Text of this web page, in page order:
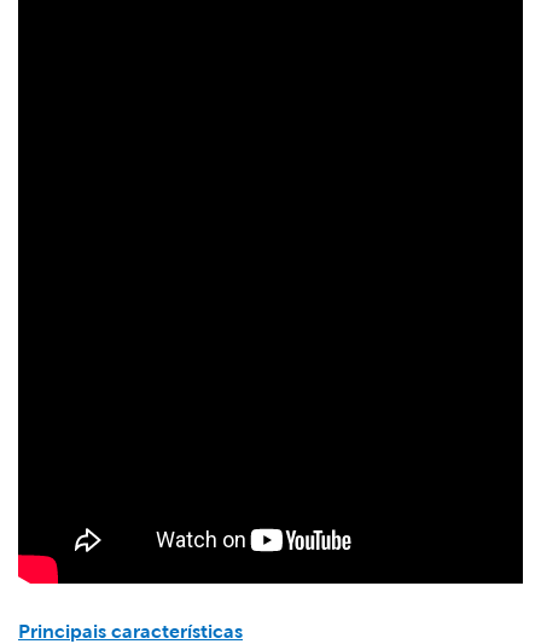
Principais características